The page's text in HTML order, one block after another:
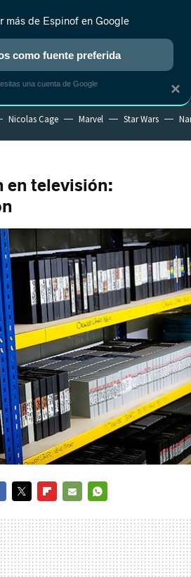
NUEVO
REALITY ANIME RANKINGS CINE
Nicolas Cage Marvel Star Wars
en televisión:
MAIL
×
más de Espinof en Google
como fuente preferida
una cuenta de Google